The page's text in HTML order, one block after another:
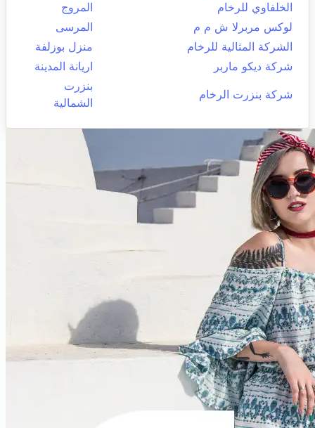
الخلفاوي للرخام
المروج
لوكس مربرلا ش م م
المرسى
الشركة المثالية للرخام
منزل بوزلفة
شركة ديكو ماربر
اريانة المدينة
شركة بنزرت الرخام
بنزرت
الشمالية